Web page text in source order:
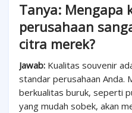
Tanya: Mengapa
perusahaan
citra merek?
Jawab: Kualitas souvenir
standar perusahaan Anda.
berkualitas buruk, seperti
yang mudah sobek, akan